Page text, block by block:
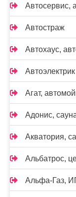
Автосервис,
Автостраж
Автохаус,
Автоэлектрик
Агат,
Адонис,
Акватория,
Альбатрос,
Альфа-Газ,